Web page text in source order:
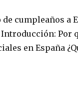
cumpleaños a
Por
en España